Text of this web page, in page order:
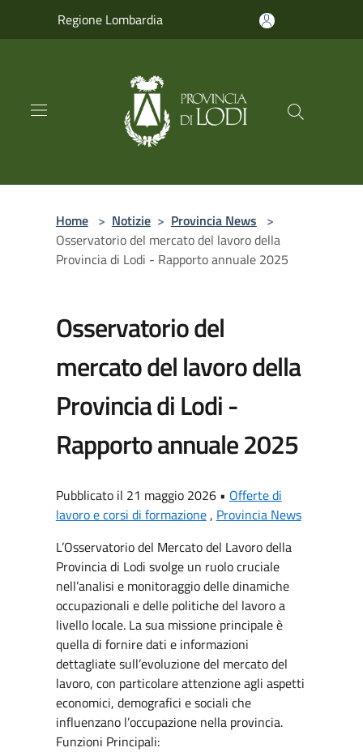
Regione Lombardia
Home > Notizie > Provincia News >
Osservatorio del mercato del lavoro della
Provincia di Lodi - Rapporto annuale 2025
Osservatorio del
mercato del lavoro della
Provincia di Lodi -
Rapporto annuale 2025
Pubblicato il 21 maggio 2026 • Offerte di
lavoro e corsi di formazione, Provincia News
L’Osservatorio del Mercato del Lavoro della
Provincia di Lodi svolge un ruolo cruciale
nell’analisi e monitoraggio delle dinamiche
occupazionali e delle politiche del lavoro a
livello locale. La sua missione principale è
quella di fornire dati e informazioni
dettagliate sull’evoluzione del mercato del
lavoro, con particolare attenzione agli aspetti
economici, demografici e sociali che
influenzano l’occupazione nella provincia.
Funzioni Principali: